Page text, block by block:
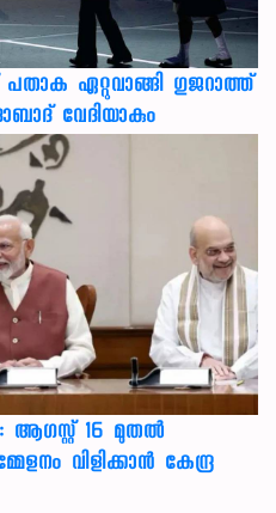
ഏറ്റുവാങ്ങി ഗുജറാത്ത്
വേദിയാകും
16 മുതൽ
വിളിക്കാൻ കേന്ദ്ര